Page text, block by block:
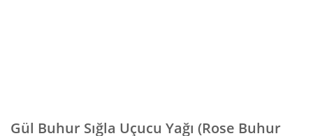
Gül Buhur Sığla Uçucu Yağı (Rose Buhur